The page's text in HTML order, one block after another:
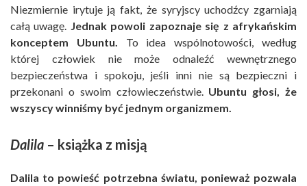
Niezmiernie irytuje ją fakt, że syryjscy uchodźcy zgarniają
całą uwagę. Jednak powoli zapoznaje się z afrykańskim
konceptem Ubuntu. To idea wspólnotowości, według
której człowiek nie może odnaleźć wewnętrznego
bezpieczeństwa i spokoju, jeśli inni nie są bezpieczni i
przekonani o swoim człowieczeństwie. Ubuntu głosi, że
wszyscy winniśmy być jednym organizmem.
Dalila – książka z misją
Dalila to powieść potrzebna światu, ponieważ pozwala